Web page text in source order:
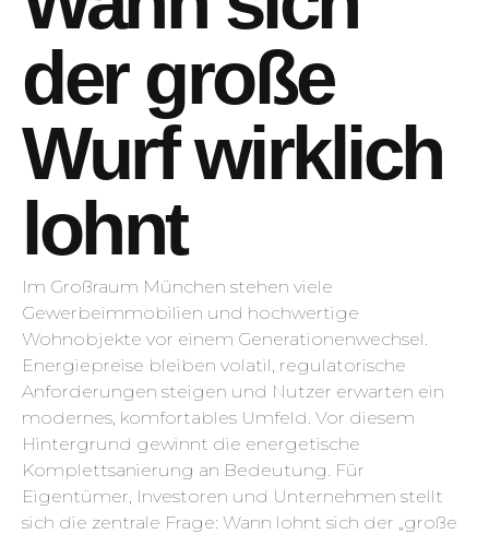
der große
Wurf wirklich
lohnt
Im Großraum München stehen viele
Gewerbeimmobilien und hochwertige
Wohnobjekte vor einem Generationenwechsel.
Energiepreise bleiben volatil, regulatorische
Anforderungen steigen und Nutzer erwarten ein
modernes, komfortables Umfeld. Vor diesem
Hintergrund gewinnt die energetische
Komplettsanierung an Bedeutung. Für
Eigentümer, Investoren und Unternehmen stellt
sich die zentrale Frage: Wann lohnt sich der „große